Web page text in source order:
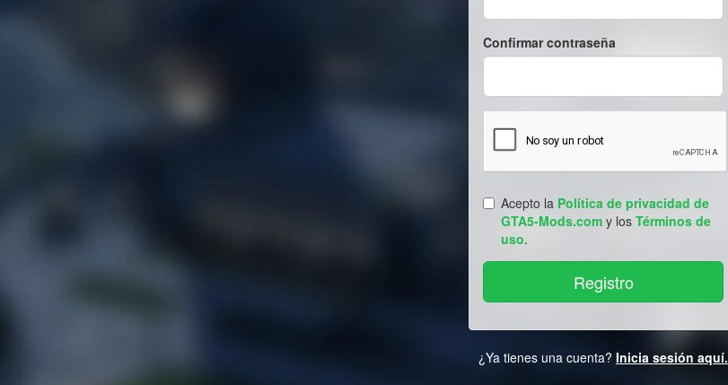
Confirmar contraseña
Acepto la Política de privacidad de
GTA5-Mods.com y los Términos de
uso.
¿Ya tienes una cuenta? Inicia sesión aquí.